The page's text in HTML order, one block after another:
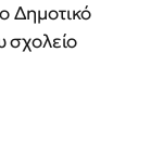
Δημοτικό
σχολείο